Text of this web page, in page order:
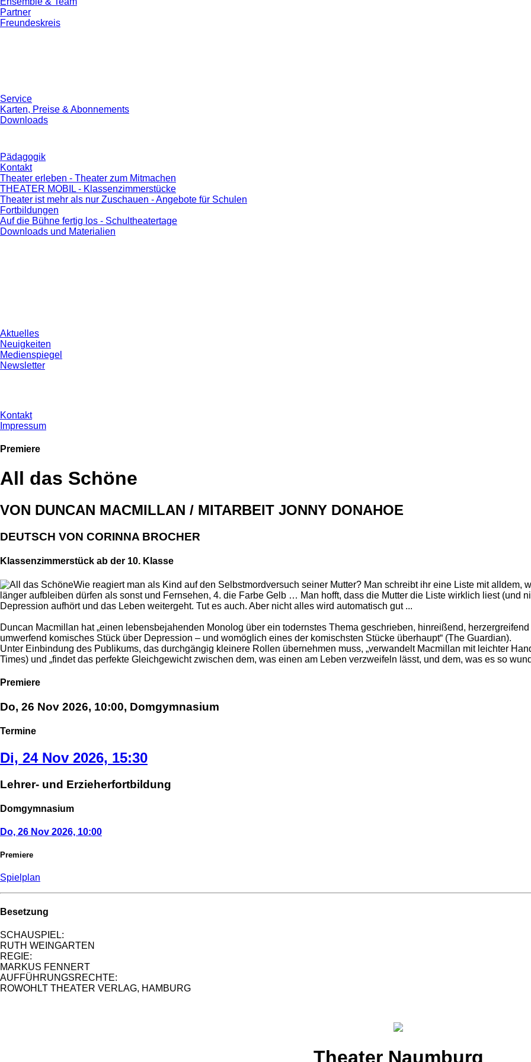
Partner
Freundeskreis
Service
Karten, Preise & Abonnements
Downloads
Pädagogik
Kontakt
Theater erleben - Theater zum Mitmachen
THEATER MOBIL - Klassenzimmerstücke
Theater ist mehr als nur Zuschauen - Angebote für Schulen
Fortbildungen
Auf die Bühne fertig los - Schultheatertage
Downloads und Materialien
Aktuelles
Neuigkeiten
Medienspiegel
Newsletter
Kontakt
Impressum
Premiere
All das Schöne
VON DUNCAN MACMILLAN / MITARBEIT JONNY DONAHOE
DEUTSCH VON CORINNA BROCHER
Klassenzimmerstück ab der 10. Klasse
Wie reagiert man als Kind auf den Selbstmordversuch seiner Mutter? Man schreibt ihr eine Liste mit alldem,
länger aufbleiben dürfen als sonst und Fernsehen, 4. die Farbe Gelb … Man hofft, dass die Mutter die Liste wirklich liest (und
Depression aufhört und das Leben weitergeht. Tut es auch. Aber nicht alles wird automatisch gut ...
Duncan Macmillan hat „einen lebensbejahenden Monolog über ein todernstes Thema geschrieben, hinreißend,
umwerfend komisches Stück über Depression – und womöglich eines der komischsten Stücke überhaupt“ (The Guardian).
Unter Einbindung des Publikums, das durchgängig kleinere Rollen übernehmen muss, „verwandelt Macmillan mit leichter
Times) und „findet das perfekte Gleichgewicht zwischen dem, was einen am Leben verzweifeln lässt, und dem, was es so
Premiere
Do, 26 Nov 2026, 10:00, Domgymnasium
Termine
Di, 24 Nov 2026, 15:30
Lehrer- und Erzieherfortbildung
Domgymnasium
Do, 26 Nov 2026, 10:00
Premiere
Spielplan
Besetzung
SCHAUSPIEL:
RUTH WEINGARTEN
REGIE:
MARKUS FENNERT
AUFFÜHRUNGSRECHTE:
ROWOHLT THEATER VERLAG, HAMBURG
Theater Naumburg